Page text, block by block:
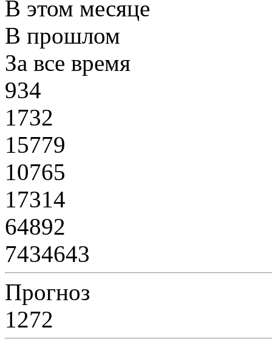
В этом месяце
В прошлом
За все время
934
1732
15779
10765
17314
64892
7434643
Прогноз
1272